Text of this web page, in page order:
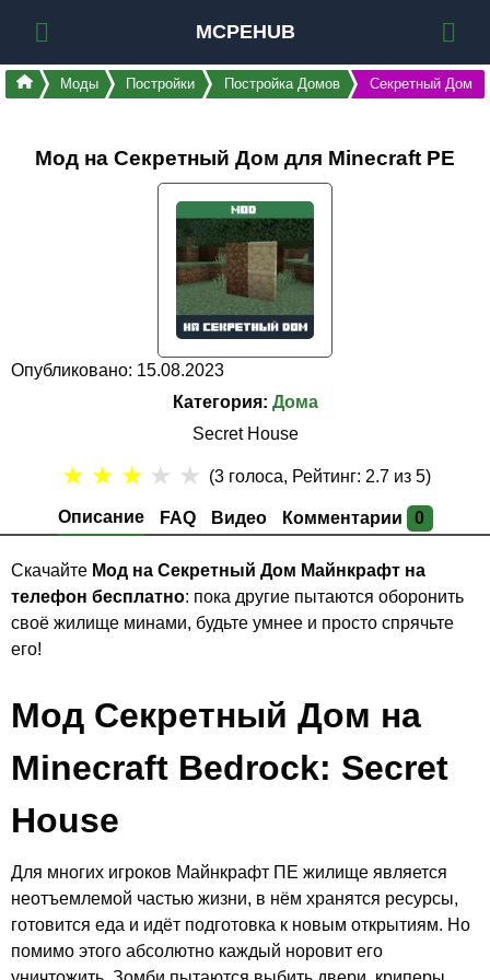
MCPEHUB
Моды Постройки Постройка Домов Секретный Дом
Мод на Секретный Дом для Minecraft PE
Опубликовано: 15.08.2023
Категория: Дома
Secret House
Описание FAQ Видео Комментарии 0
★ ★ ★ ★ ★ (3 голоса, Рейтинг: 2.7 из 5)
Скачайте Мод на Секретный Дом Майнкрафт на
телефон бесплатно: пока другие пытаются оборонить
своё жилище минами, будьте умнее и просто спрячьте
его!
Мод Секретный Дом на
Minecraft Bedrock: Secret
House
Для многих игроков Майнкрафт ПЕ жилище является
неотъемлемой частью жизни, в нём хранятся ресурсы,
готовится еда и идёт подготовка к новым открытиям. Но
помимо этого абсолютно каждый норовит его